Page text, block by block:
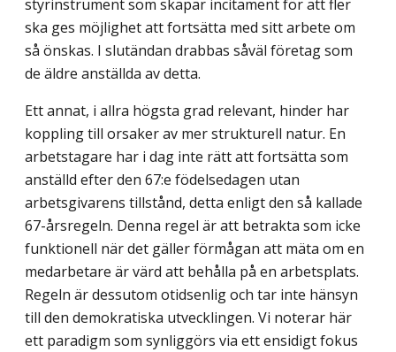
styrinstrument som skapar incitament för att fler
ska ges möjlighet att fortsätta med sitt arbete om
så önskas. I slutändan drabbas såväl företag som
de äldre anställda av detta.
Ett annat, i allra högsta grad relevant, hinder har
koppling till orsaker av mer strukturell natur. En
arbetstagare har i dag inte rätt att fortsätta som
anställd efter den 67:e födelsedagen utan
arbetsgivarens tillstånd, detta enligt den så kallade
67-årsregeln. Denna regel är att betrakta som icke
funktionell när det gäller förmågan att mäta om en
medarbetare är värd att behålla på en arbetsplats.
Regeln är dessutom otidsenlig och tar inte hänsyn
till den demokratiska utvecklingen. Vi noterar här
ett paradigm som synliggörs via ett ensidigt fokus